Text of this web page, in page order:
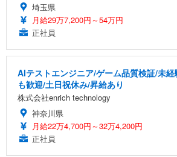
埼玉県
月給29万7,200円～54万円
正社員
AIテストエンジニア/ゲーム品質検証/未
も歓迎/土日祝休み/昇給あり
株式会社enrich technology
神奈川県
月給22万4,700円～32万4,200円
正社員